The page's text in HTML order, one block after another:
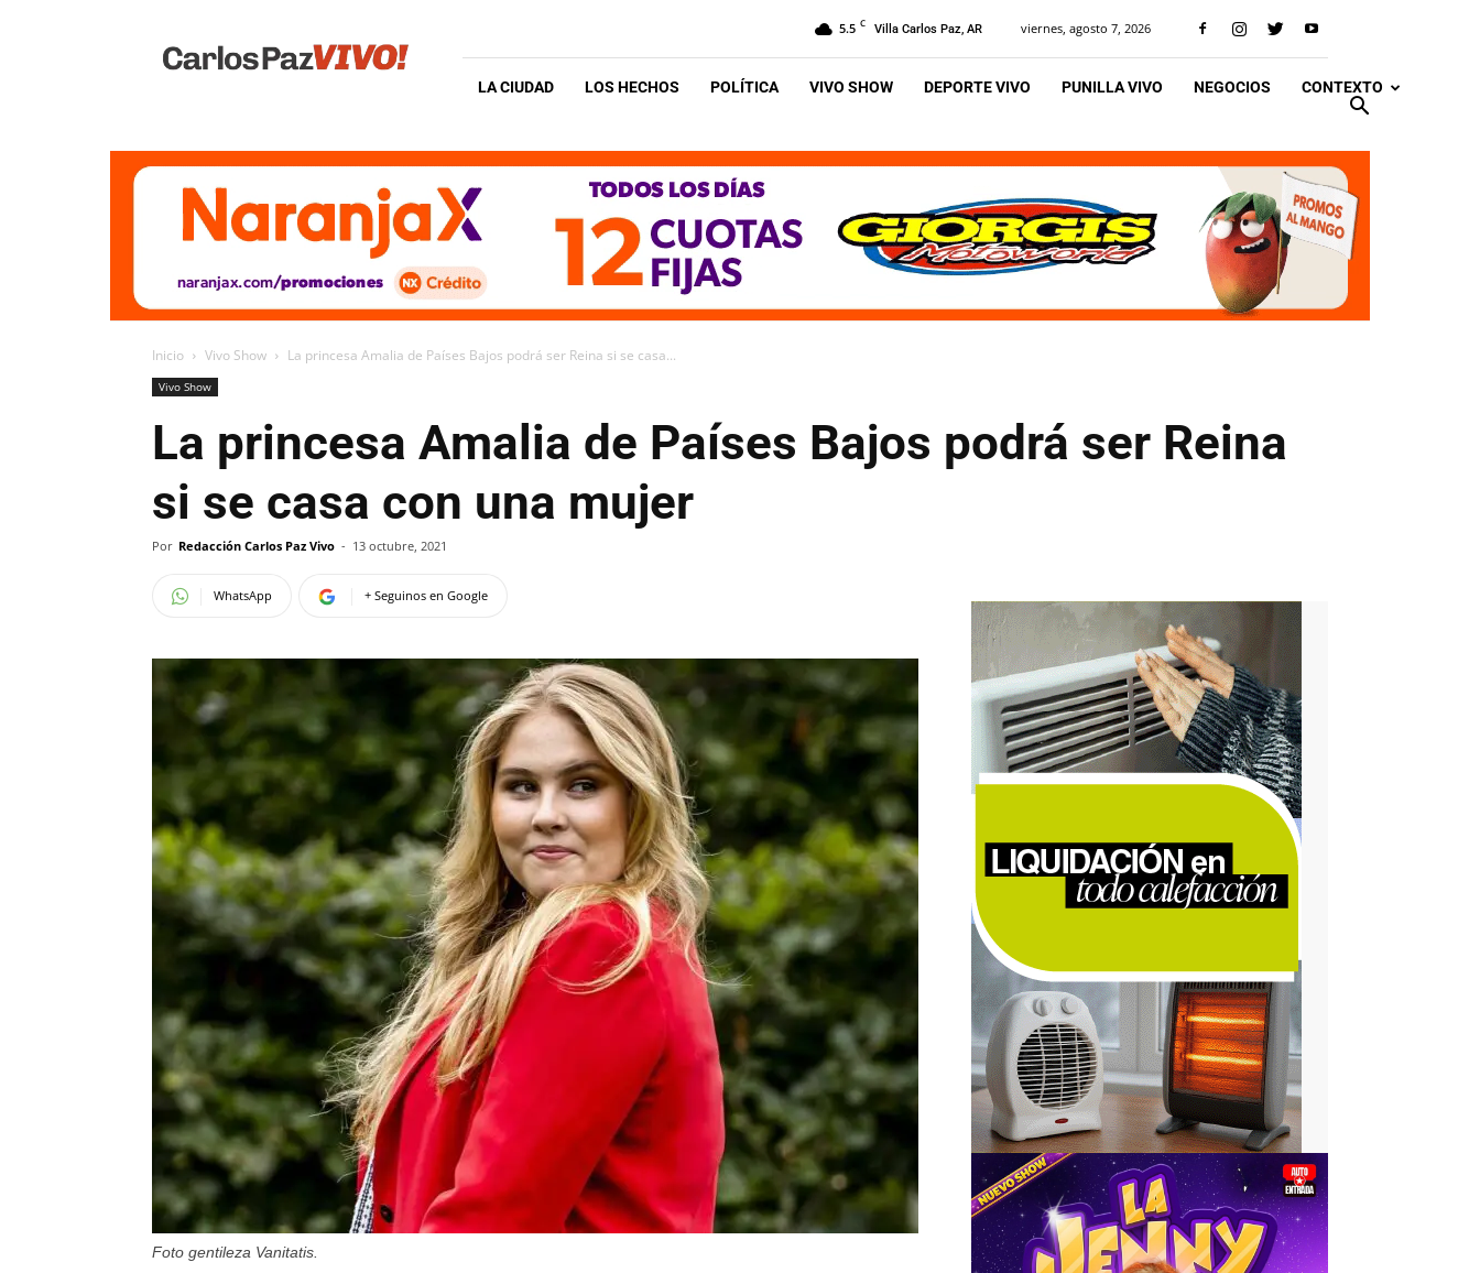
Vivo
5.5 C Villa Carlos Paz, AR viernes, agosto 7, 2026
LA CIUDAD LOS HECHOS POLÍTICA VIVO SHOW DEPORTE VIVO PUNILLA VIVO NEGOCIOS CONTEXTO
Inicio Vivo Show La princesa Amalia de Países Bajos podrá ser Reina si se casa...
Vivo Show
La princesa Amalia de Países Bajos podrá ser Reina
si se casa con una mujer
Por Redacción Carlos Paz Vivo - 13 octubre, 2021
WhatsApp + Seguinos en Google
Foto gentileza Vanitatis.